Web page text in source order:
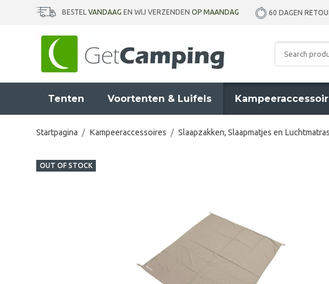
BESTEL VANDAAG EN WIJ VERZENDEN OP MAANDAG 60 DAGEN
Tenten Voortenten & Luifels
Startpagina / Kampeeraccessoires / Slaapzakken, Slaapmatjes en
OUT OF STOCK